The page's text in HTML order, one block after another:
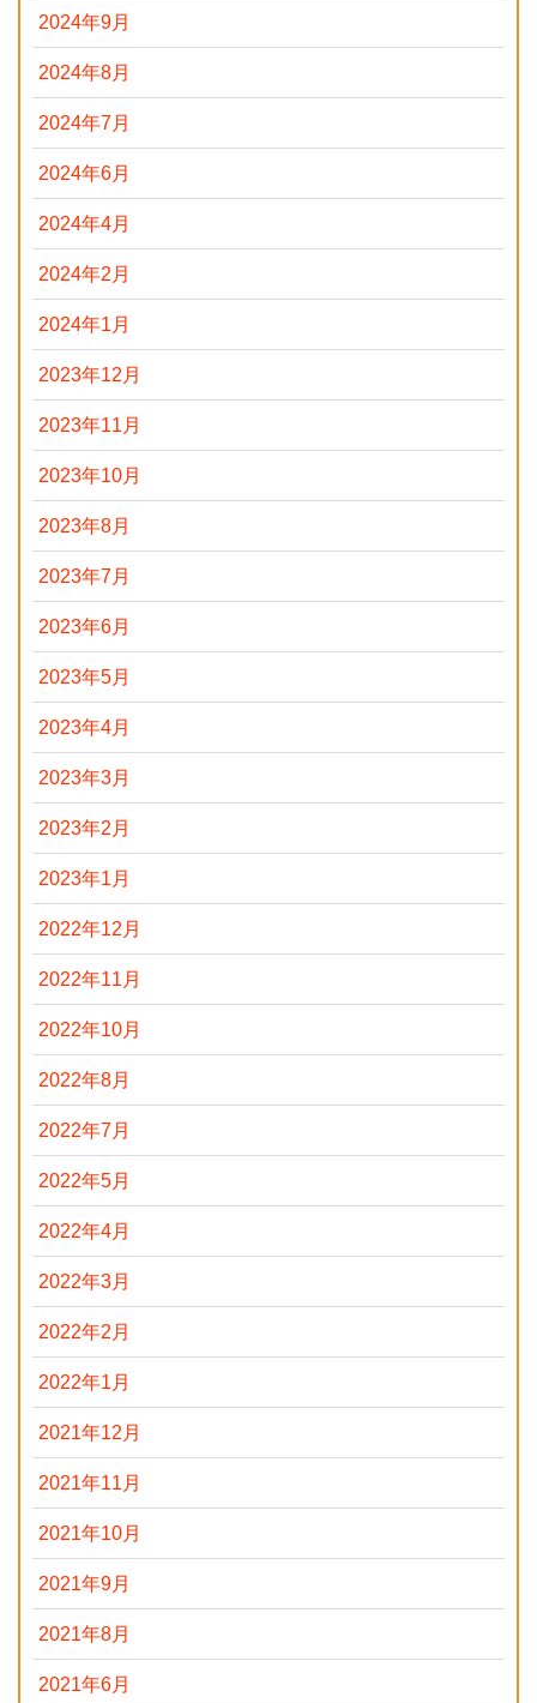
2024年9月
2024年8月
2024年7月
2024年6月
2024年4月
2024年2月
2024年1月
2023年12月
2023年11月
2023年10月
2023年8月
2023年7月
2023年6月
2023年5月
2023年4月
2023年3月
2023年2月
2023年1月
2022年12月
2022年11月
2022年10月
2022年8月
2022年7月
2022年5月
2022年4月
2022年3月
2022年2月
2022年1月
2021年12月
2021年11月
2021年10月
2021年9月
2021年8月
2021年6月